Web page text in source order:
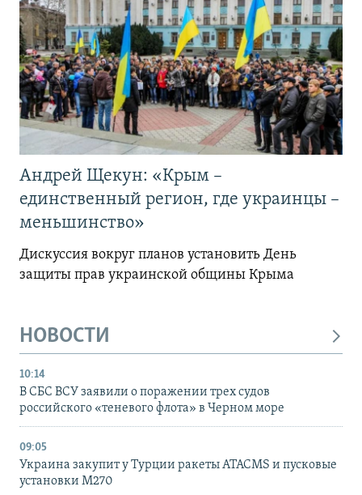
Андрей Щекун: «Крым –
единственный регион, где украинцы –
меньшинство»
Дискуссия вокруг планов установить День
защиты прав украинской общины Крыма
НОВОСТИ
10:14
В СБС ВСУ заявили о поражении трех судов
российского «теневого флота» в Черном море
09:05
Украина закупит у Турции ракеты ATACMS и пусковые
установки M270